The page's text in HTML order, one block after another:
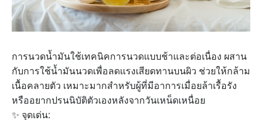
การนวดน้ำมันใช้เทคนิคการนวดแบบช้าและต่อเนื่อง ผสาน
กับการใช้น้ำมันนวดเพื่อลดแรงเสียดทานบนผิว ช่วยให้กล้าม
เนื้อคลายตัว เหมาะมากสำหรับผู้ที่มีอาการเมื่อยล้าเรื้อรัง
หรืออยากปรนนิบัติตัวเองหลังจากวันเหน็ดเหนื่อย
✨ จุดเด่น: